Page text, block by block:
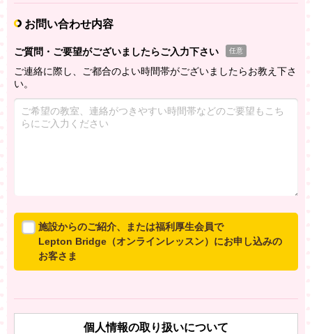
お問い合わせ内容
ご質問・ご要望がございましたらご入力下さい 任意
ご連絡に際し、ご都合のよい時間帯がございましたらお教え下さ
い。
施設からのご紹介、または福利厚生会員で
Lepton Bridge（オンラインレッスン）にお申し込みの
お客さま
いいたします。
※ご兄弟姉妹など複数でお申し込みの場合、お一人ず
個人情報の取り扱いについて